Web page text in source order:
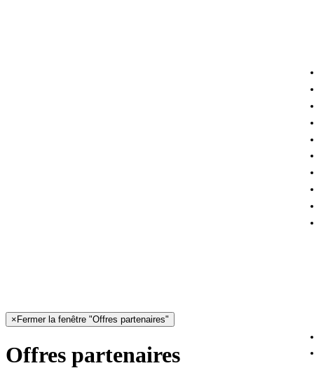
× Fermer la fenêtre "Offres partenaires"
Offres partenaires